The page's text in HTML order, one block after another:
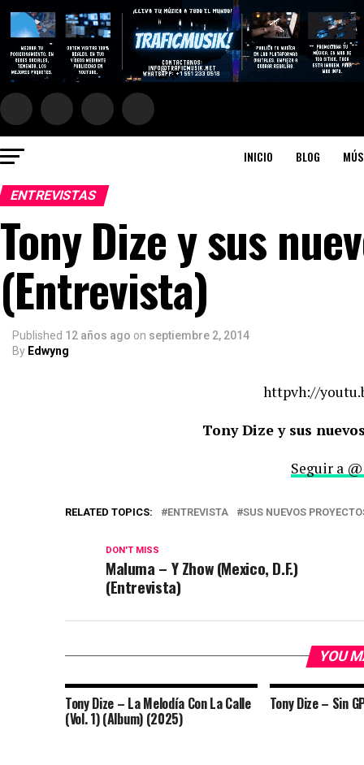
INICIO BLOG
ENTREVISTAS
Tony Dize y sus
(Entrevista)
Published 12 años ago on septiembre 2, 2014
By Edwyng
httpvh://
Tony Dize y sus
Seguir a
RELATED TOPICS: ENTREVISTA SUS NUEVOS
DON'T MISS
Maluma – Y Zhow (Mexico, D.F.)
(Entrevista)
YOU
Tony Dize – La Melodía Con La Calle
(Vol. 1) (Album) (2025)
Tony Dize – Sin